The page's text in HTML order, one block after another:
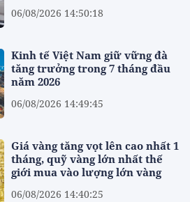
06/08/2026 14:50:18
Kinh tế Việt Nam giữ vững đà
tăng trưởng trong 7 tháng đầu
năm 2026
06/08/2026 14:49:45
Giá vàng tăng vọt lên cao nhất 1
tháng, quỹ vàng lớn nhất thế
giới mua vào lượng lớn vàng
06/08/2026 14:40:25